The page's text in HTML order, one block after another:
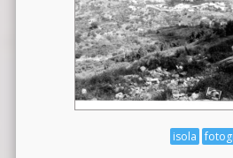
isola